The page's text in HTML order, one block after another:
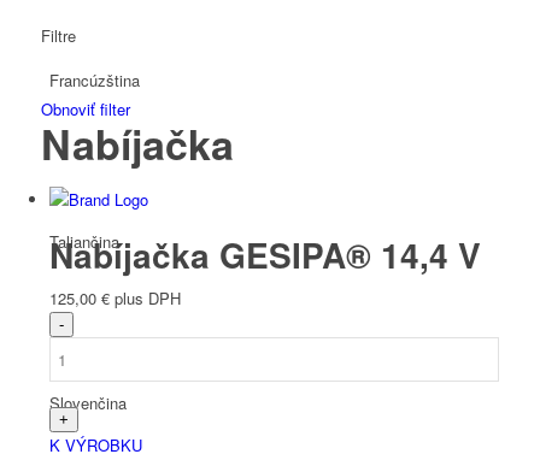
Francúzština
Taliančina
Slovenčina
Filtre
Obnoviť filter
Nabíjačka
Nabíjačka GESIPA® 14,4 V
125,00 € plus DPH
K VÝROBKU